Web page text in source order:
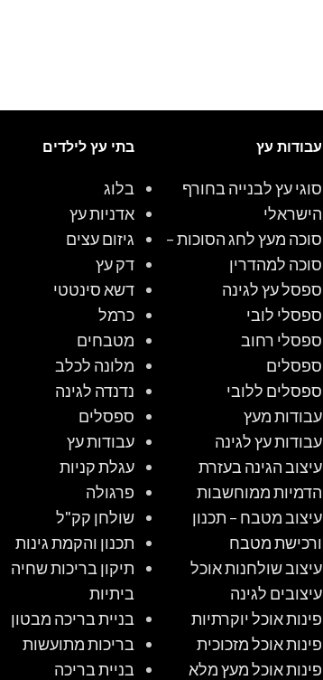
עבודות עץ
סוגי עץ לבנייה בחורף
הישראלי
סוכה מעץ לחג הסוכות –
סוכה למהדרין
ספסל עץ לגינה
ספסלי לובי
ספסלי רחוב
ספסלים
ספסלים ללובי
עבודות מעץ
עבודות עץ לגינה
עיצוב הגינה בעזרת
הדמיות ממוחשבות
עיצוב מטבח – תכנון
ורכישת מטבח
עיצוב שולחנות אוכל
עיצובים לגינה
פינות אוכל יוקרתיות
פינות אוכל מזכוכית
פינות אוכל מעץ מלא
בתי עץ לילדים
בלוג
אדניות עץ
גיזום עצים
דק עץ
דשא סינטטי
כרמל
מטבחים
מלונה לכלב
נדנדה לגינה
ספסלים
עבודות עץ
עגלת קניות
פרגולה
שולחן קק"ל
תכנון והקמת גינות
תיקון בריכות שחיה
ביתיות
בניית בריכה מבטון
בריכות מתועשות
בניית בריכה